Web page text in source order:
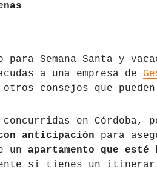
Semana Santa y
a una empresa de
consejos que
concurridas en Córdoba,
anticipación para
un apartamento que
si tienes un